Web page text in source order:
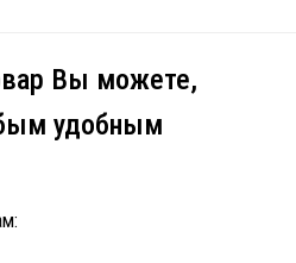
Вы можете,
удобным